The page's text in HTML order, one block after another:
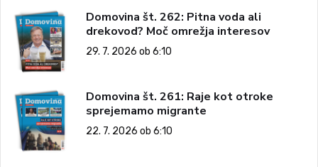
Domovina št. 262: Pitna voda ali
drekovod? Moč omrežja interesov
29. 7. 2026 ob 6:10
Domovina št. 261: Raje kot otroke
sprejemamo migrante
22. 7. 2026 ob 6:10